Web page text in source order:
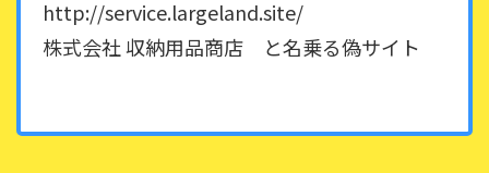
http://service.largeland.site/
株式会社 収納用品商店 と名乗る偽サイト